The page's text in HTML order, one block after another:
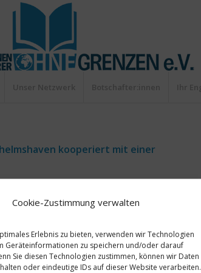
Cookie-Zustimmung verwalten
Erlebnis zu bieten, verwenden wir Technologien
Geräteinformationen zu speichern und/oder darauf
Sie diesen Technologien zustimmen, können wir Daten
oder eindeutige IDs auf dieser Website verarbeiten.
kooperiert mit einer
und Schüler aus Mombasa für die
nah. Das Neue Gymnasium
mit Afrika und arbeitet seit
e.V.zusammen. Die
rund um die eigene Lebenswelt –
etc.